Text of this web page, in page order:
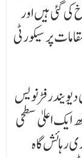
گئی ہیں اور
پر سیکورٹی
فڑنویس
اعلیٰ سطحی
رہائش گاہ